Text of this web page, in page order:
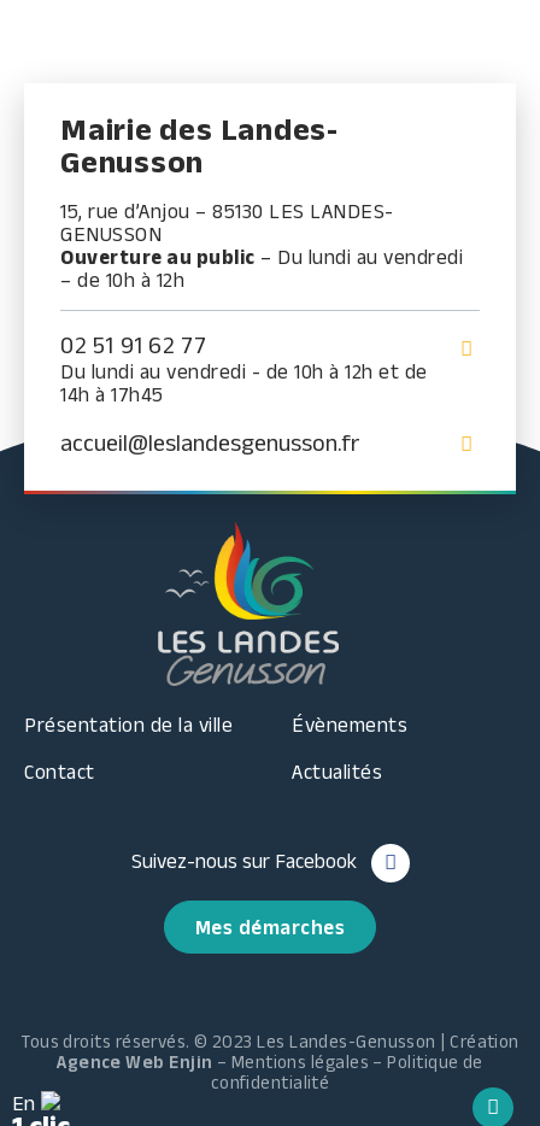
Mairie des Landes-
Genusson
15, rue d’Anjou – 85130 LES LANDES-
GENUSSON
Ouverture au public – Du lundi au vendredi
– de 10h à 12h
02 51 91 62 77
Du lundi au vendredi - de 10h à 12h et de
14h à 17h45
accueil@leslandesgenusson.fr
Présentation de la ville
Contact
Évènements
Actualités
Suivez-nous sur Facebook
Mes démarches
Tous droits réservés. © 2023 Les Landes-Genusson | Création
Agence Web Enjin – Mentions légales –Politique de
confidentialité
En